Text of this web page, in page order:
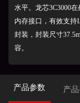
水平。龙芯3C3000
内存接口，有效支持
封装，封装尺寸
容。
产品参数 产